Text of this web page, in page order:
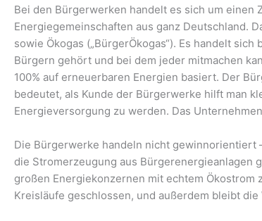
Bei den Bürgerwerken handelt es sich um einen
Energiegemeinschaften aus ganz Deutschland.
sowie Ökogas („BürgerÖkogas“). Es handelt
Bürgern gehört und bei dem jeder mitmachen
100% auf erneuerbaren Energien basiert. Der
bedeutet, als Kunde der Bürgerwerke hilft man
Energieversorgung zu werden. Das
Die Bürgerwerke handeln nicht gewinnorientiert
die Stromerzeugung aus Bürgerenergieanlagen
großen Energiekonzernen mit echtem
Kreisläufe geschlossen, und außerdem bleibt